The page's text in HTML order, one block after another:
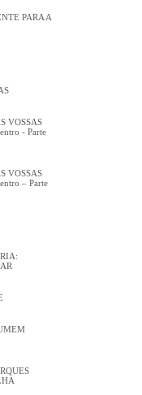
PARA A
VOSSAS
- Parte
VOSSAS
– Parte